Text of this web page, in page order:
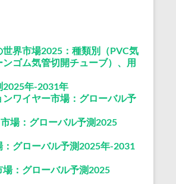
界市場2025：種類別（PVC気
ゴム気管切開チューブ）、用
2025年-2031年
ワイヤー市場：グローバル予
場：グローバル予測2025
グローバル予測2025年-2031
：グローバル予測2025